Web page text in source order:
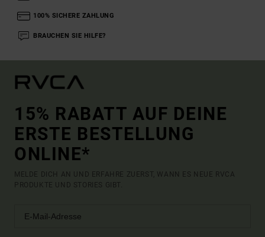
100% SICHERE ZAHLUNG
BRAUCHEN SIE HILFE?
15% RABATT AUF DEINE
ERSTE BESTELLUNG
ONLINE*
MELDE DICH AN UND ERFAHRE ZUERST, WANN ES NEUE RVCA
PRODUKTE UND STORIES GIBT.